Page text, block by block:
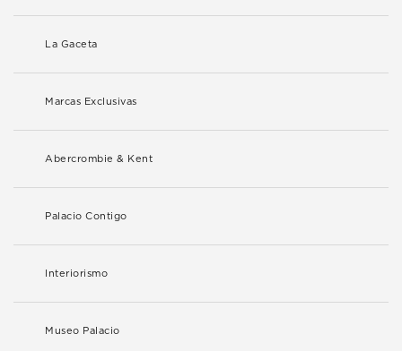
La Gaceta
Marcas Exclusivas
Abercrombie & Kent
Palacio Contigo
Interiorismo
Museo Palacio